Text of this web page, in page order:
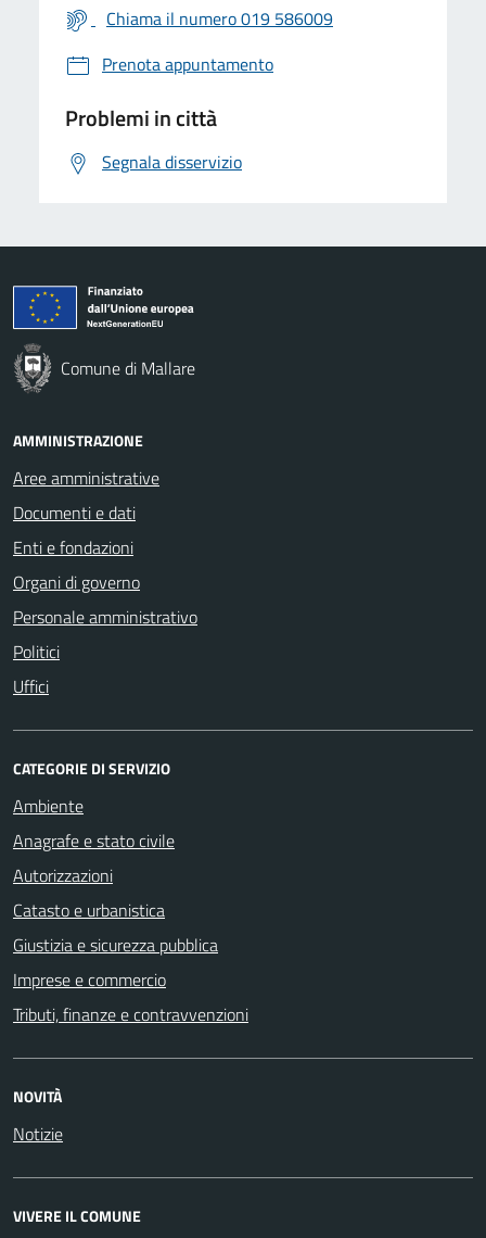
Chiama il numero 019 586009
Prenota appuntamento
Problemi in città
Segnala disservizio
Comune di Mallare
AMMINISTRAZIONE
Aree amministrative
Documenti e dati
Enti e fondazioni
Organi di governo
Personale amministrativo
Politici
Uffici
CATEGORIE DI SERVIZIO
Ambiente
Anagrafe e stato civile
Autorizzazioni
Catasto e urbanistica
Giustizia e sicurezza pubblica
Imprese e commercio
Tributi, finanze e contravvenzioni
NOVITÀ
Notizie
VIVERE IL COMUNE